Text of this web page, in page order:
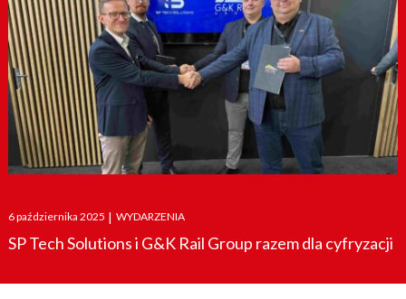
Posted
on
6 października 2025 | WYDARZENIA
SP Tech Solutions i G&K Rail Group razem dla cyfryzacji